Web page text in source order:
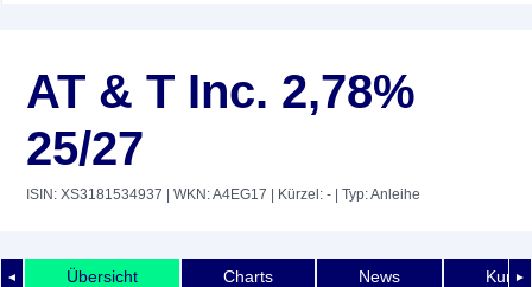
AT & T Inc. 2,78%
25/27
ISIN: XS3181534937 | WKN: A4EG17 | Kürzel: - | Typ: Anleihe
◄ ►
Übersicht Charts News